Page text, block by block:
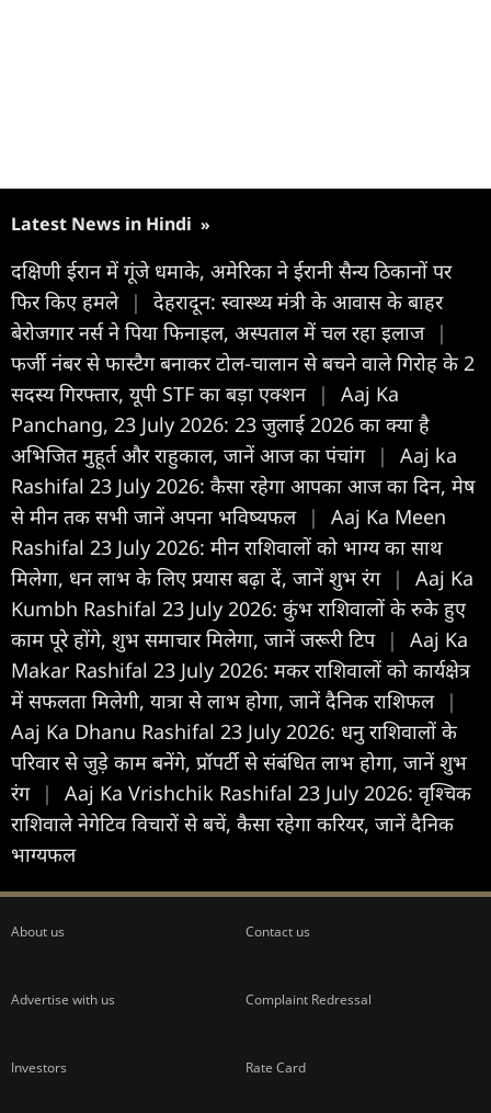
Latest News in Hindi »
दक्षिणी ईरान में गूंजे धमाके, अमेरिका ने ईरानी सैन्य ठिकानों पर
फिर किए हमले |
देहरादून: स्वास्थ्य मंत्री के आवास के बाहर
बेरोजगार नर्स ने पिया फिनाइल, अस्पताल में चल रहा इलाज |
फर्जी नंबर से फास्टैग बनाकर टोल-चालान से बचने वाले गिरोह के 2
सदस्य गिरफ्तार, यूपी STF का बड़ा एक्शन |
Aaj Ka
Panchang, 23 July 2026: 23 जुलाई 2026 का क्या है
अभिजित मुहूर्त और राहुकाल, जानें आज का पंचांग |
Aaj ka
Rashifal 23 July 2026: कैसा रहेगा आपका आज का द‍िन, मेष
से मीन तक सभी जानें अपना भविष्यफल |
Aaj Ka Meen
Rashifal 23 July 2026: मीन राशिवालों को भाग्य का साथ
मिलेगा, धन लाभ के लिए प्रयास बढ़ा दें, जानें शुभ रंग |
Aaj Ka
Kumbh Rashifal 23 July 2026: कुंभ राशिवालों के रुके हुए
काम पूरे होंगे, शुभ समाचार मिलेगा, जानें जरूरी टिप |
Aaj Ka
Makar Rashifal 23 July 2026: मकर राशिवालों को कार्यक्षेत्र
में सफलता मिलेगी, यात्रा से लाभ होगा, जानें दैनिक राशिफल |
Aaj Ka Dhanu Rashifal 23 July 2026: धनु राशिवालों के
परिवार से जुड़े काम बनेंगे, प्रॉपर्टी से संबंधित लाभ होगा, जानें शुभ
रंग |
Aaj Ka Vrishchik Rashifal 23 July 2026: वृश्चिक
राशिवाले नेगेटिव विचारों से बचें, कैसा रहेगा करियर, जानें दैनिक
भाग्यफल
About us Contact us
Advertise with us Complaint Redressal
Investors Rate Card